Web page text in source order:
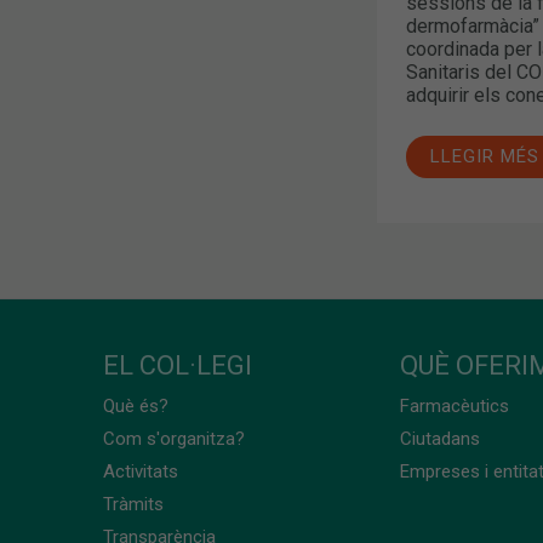
coordinada per
Sanitaris del
adquirir els
LLEGIR MÉS
EL COL·LEGI
Què és?
Com s'organitza?
Activitats
Tràmits
Transparència
QUÈ
Farmacèutics
Ciutadans
Empreses i